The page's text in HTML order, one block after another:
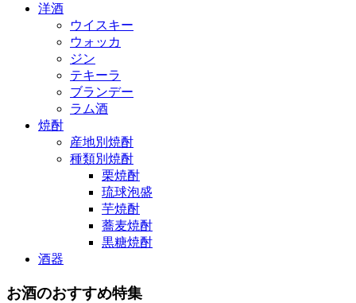
洋酒
ウイスキー
ウォッカ
ジン
テキーラ
ブランデー
ラム酒
焼酎
産地別焼酎
種類別焼酎
栗焼酎
琉球泡盛
芋焼酎
蕎麦焼酎
黒糖焼酎
酒器
お酒のおすすめ特集